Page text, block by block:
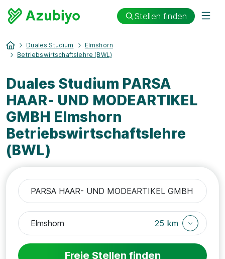
Stellen finden
Duales Studium
Elmshorn
Betriebswirtschaftslehre (BWL)
Duales Studium PARSA
HAAR- UND MODEARTIKEL
GMBH Elmshorn
Betriebswirtschaftslehre
(BWL)
25 km
Freie Stellen finden